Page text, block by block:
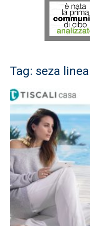
Tag: seza linea